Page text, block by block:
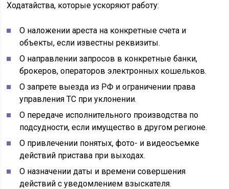
Ходатайства, которые ускоряют работу:
О наложении ареста на конкретные счета и
объекты, если известны реквизиты.
О направлении запросов в конкретные банки,
брокеров, операторов электронных кошельков.
О запрете выезда из РФ и ограничении права
управления ТС при уклонении.
О передаче исполнительного производства по
подсудности, если имущество в другом регионе.
О привлечении понятых, фото- и видеосъемке
действий пристава при выходах.
О назначении даты и времени совершения
действий с уведомлением взыскателя.